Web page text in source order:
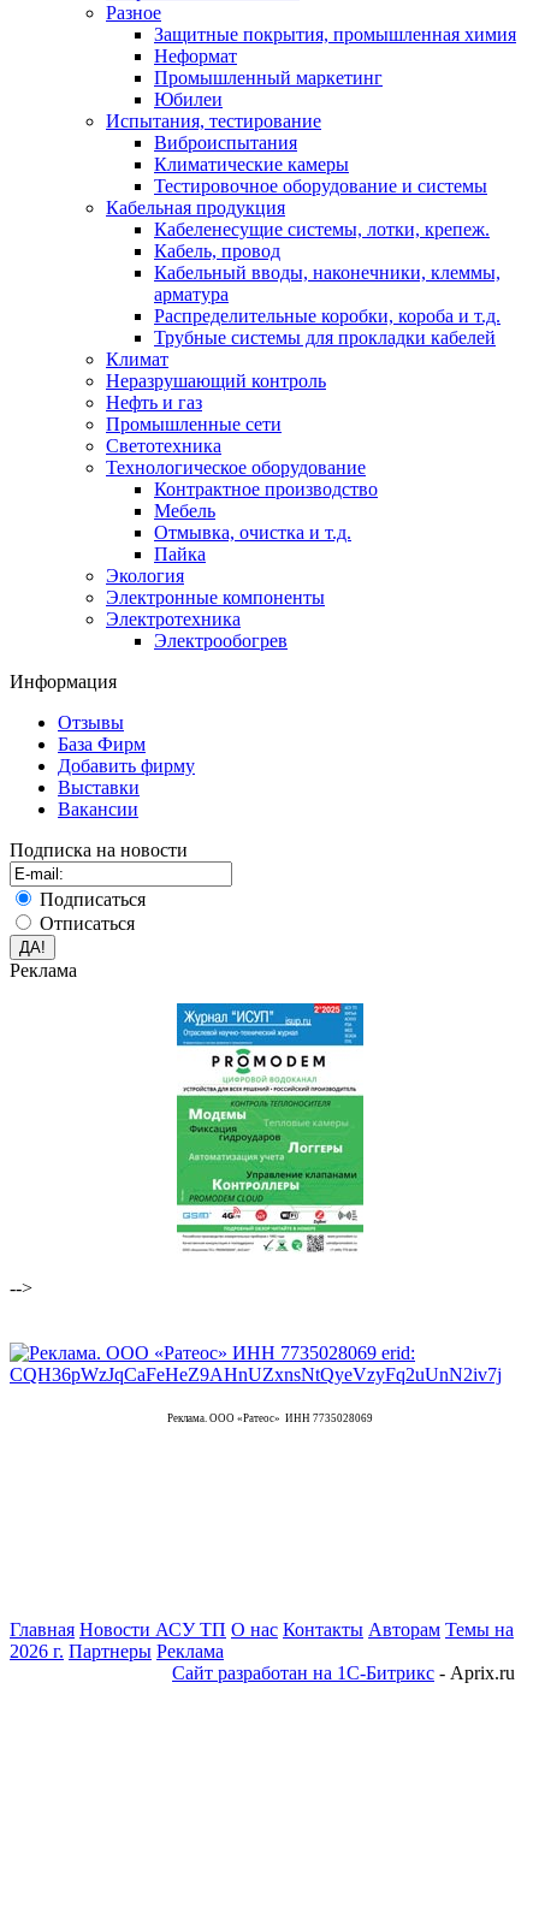
Разное
Защитные покрытия, промышленная химия
Неформат
Промышленный маркетинг
Юбилеи
Испытания, тестирование
Виброиспытания
Климатические камеры
Тестировочное оборудование и системы
Кабельная продукция
Кабеленесущие системы, лотки, крепеж.
Кабель, провод
Кабельный вводы, наконечники, клеммы,
арматура
Распределительные коробки, короба и т.д.
Трубные системы для прокладки кабелей
Климат
Неразрушающий контроль
Нефть и газ
Промышленные сети
Светотехника
Технологическое оборудование
Контрактное производство
Мебель
Отмывка, очистка и т.д.
Пайка
Экология
Электронные компоненты
Электротехника
Электрообогрев
Информация
Отзывы
База Фирм
Добавить фирму
Выставки
Вакансии
Подписка на новости
Подписаться
Отписаться
Реклама
-->
Реклама. ООО «Ратеос» ИНН 7735028069
Главная Новости АСУ ТП О нас Контакты Авторам Темы на
2026 г. Партнеры Реклама
Сайт разработан на 1С-Битрикс - Aprix.ru